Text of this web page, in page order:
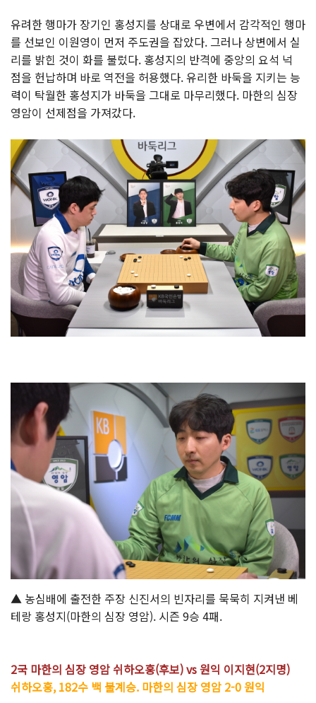
유려한 행마가 장기인 홍성지를 상대로 우변에서 감각적인 행마
를 선보인 이원영이 먼저 주도권을 잡았다. 그러나 상변에서 실
리를 밝힌 것이 화를 불렀다. 홍성지의 반격에 중앙의 요석 넉
점을 헌납하며 바로 역전을 허용했다. 유리한 바둑을 지키는 능
력이 탁월한 홍성지가 바둑을 그대로 마무리했다. 마한의 심장
영암이 선제점을 가져갔다.
▲ 농심배에 출전한 주장 신진서의 빈자리를 묵묵히 지켜낸 베
테랑 홍성지(마한의 심장 영암). 시즌 9승 4패.
2국 마한의 심장 영암 쉬하오훙(후보) vs 원익 이지현(2지명)
쉬하오훙, 182수 백 불계승. 마한의 심장 영암 2-0 원익